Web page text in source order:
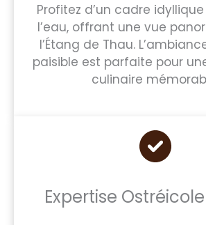
Profitez d’un cadre
l’eau, offrant une vue
l’Étang de Thau.
paisible est parfaite pour
culinaire
Expertise